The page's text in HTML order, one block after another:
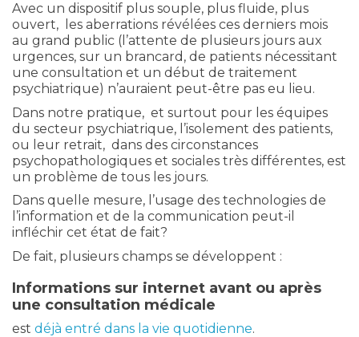
Avec un dispositif plus souple, plus fluide, plus
ouvert, les aberrations révélées ces derniers mois
au grand public (l’attente de plusieurs jours aux
urgences, sur un brancard, de patients nécessitant
une consultation et un début de traitement
psychiatrique) n’auraient peut-être pas eu lieu.
Dans notre pratique, et surtout pour les équipes
du secteur psychiatrique, l’isolement des patients,
ou leur retrait, dans des circonstances
psychopathologiques et sociales très différentes, est
un problème de tous les jours.
Dans quelle mesure, l’usage des technologies de
l’information et de la communication peut-il
infléchir cet état de fait?
De fait, plusieurs champs se développent :
Informations sur internet avant ou après
une consultation médicale
est déjà entré dans la vie quotidienne.